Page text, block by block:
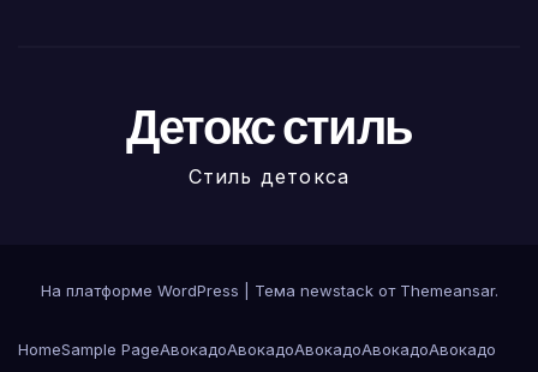
Детокс стиль
Стиль детокса
На платформе WordPress Тема newstack от Themeansar.
HomeSample PageАвокадоАвокадоАвокадоАвокадоАвокадо